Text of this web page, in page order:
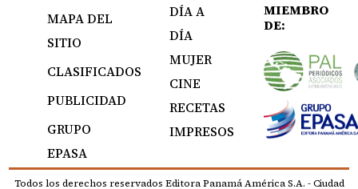
MAPA DEL
SITIO
CLASIFICADOS
PUBLICIDAD
GRUPO
EPASA
DÍA A
DÍA
MUJER
CINE
RECETAS
IMPRESOS
MIEMBRO
DE:
Todos los derechos reservados Editora Panamá América S.A. - Ciudad